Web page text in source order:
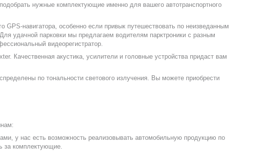
нужные комплектующие именно для вашего автотранспортного
GPS-навигатора, особенно если привык путешествовать по неизведанным
удачной парковки мы предлагаем водителям парктроники с разным
видеорегистратор.
Качественная акустика, усилители и головные устройства придаст вам
по тональности светового излучения. Вы можете приобрести
у нас есть возможность реализовывать автомобильную продукцию по
за комплектующие.